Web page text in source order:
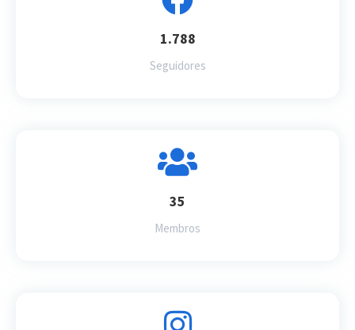
1.788
Seguidores
35
Membros